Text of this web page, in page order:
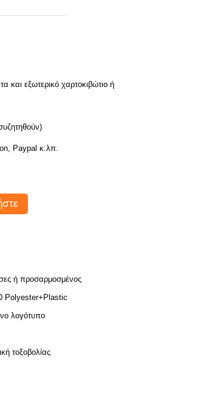
και εξωτερικό χαρτοκιβώτιο ή
Paypal κ.λπ.
ή προσαρμοσμένος
Polyester+Plastic
λογότυπο
τοξοβολίας